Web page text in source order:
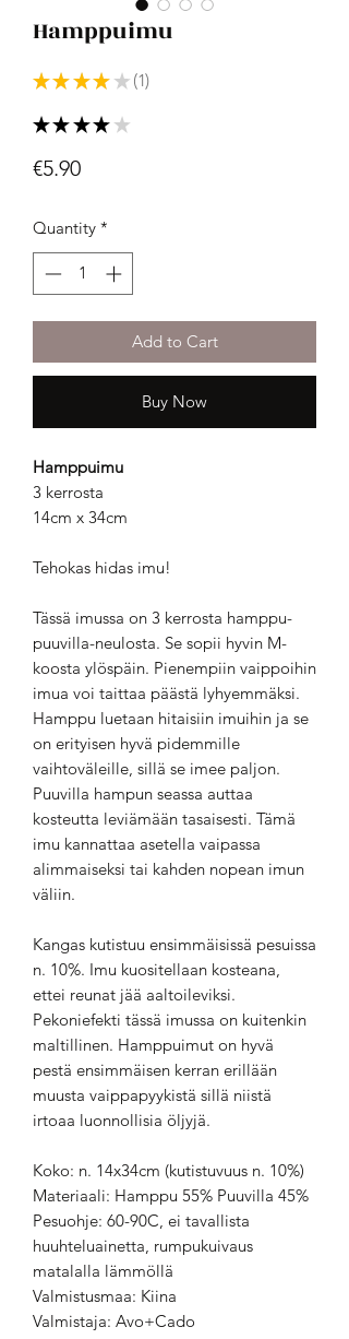
Hamppuimu
★ ★ ★ ★ ★ 1
1
★ ★ ★ ★ ★
€5.90Price
Quantity *
Add to Cart
Buy Now
Hamppuimu
3 kerrosta
14cm x 34cm
Tehokas hidas imu!
Tässä imussa on 3 kerrosta hamppu-
puuvilla-neulosta. Se sopii hyvin M-
koosta ylöspäin. Pienempiin vaippoihin
imua voi taittaa päästä lyhyemmäksi.
Hamppu luetaan hitaisiin imuihin ja se
on erityisen hyvä pidemmille
vaihtoväleille, sillä se imee paljon.
Puuvilla hampun seassa auttaa
kosteutta leviämään tasaisesti. Tämä
imu kannattaa asetella vaipassa
alimmaiseksi tai kahden nopean imun
väliin.
Kangas kutistuu ensimmäisissä pesuissa
n. 10%. Imu kuositellaan kosteana,
ettei reunat jää aaltoileviksi.
Pekoniefekti tässä imussa on kuitenkin
maltillinen. Hamppuimut on hyvä
pestä ensimmäisen kerran erillään
muusta vaippapyykistä sillä niistä
irtoaa luonnollisia öljyjä.
Koko: n. 14x34cm (kutistuvuus n. 10%)
Materiaali: Hamppu 55% Puuvilla 45%
Pesuohje: 60-90C, ei tavallista
huuhteluainetta, rumpukuivaus
matalalla lämmöllä
Valmistusmaa: Kiina
Valmistaja: Avo+Cado